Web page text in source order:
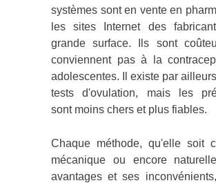
systèmes sont en vente en
les sites Internet des
grande surface. Ils sont
conviennent pas à la
adolescentes. Il existe par
tests d'ovulation, mais les
sont moins chers et plus fiables.
Chaque méthode, qu'elle soit
mécanique ou encore
avantages et ses